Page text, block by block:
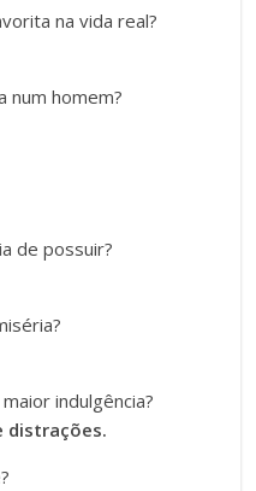
na vida real?
num homem?
de possuir?
indulgência?
distrações.